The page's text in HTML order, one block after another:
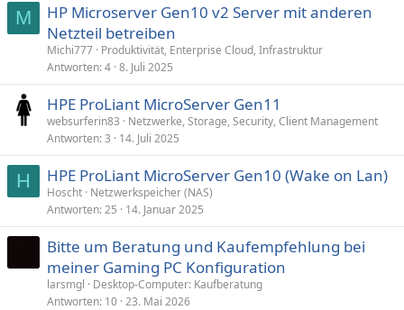
M
HP Microserver Gen10 v2 Server mit anderen
Netzteil betreiben
Michi777 Produktivität, Enterprise Cloud, Infrastruktur
Antworten 4 8. Juli 2025
HPE ProLiant MicroServer Gen11
websurferin83
Netzwerke, Storage, Security, Client Management
Antworten 3 14. Juli 2025
H HPE ProLiant MicroServer Gen10 (Wake on Lan)
Hoscht Netzwerkspeicher (NAS)
Antworten 25 14. Januar 2025
Bitte um Beratung und Kaufempfehlung bei
meiner Gaming PC Konfiguration
larsmgl
Desktop-Computer: Kaufberatung
Antworten 10 23. Mai 2026